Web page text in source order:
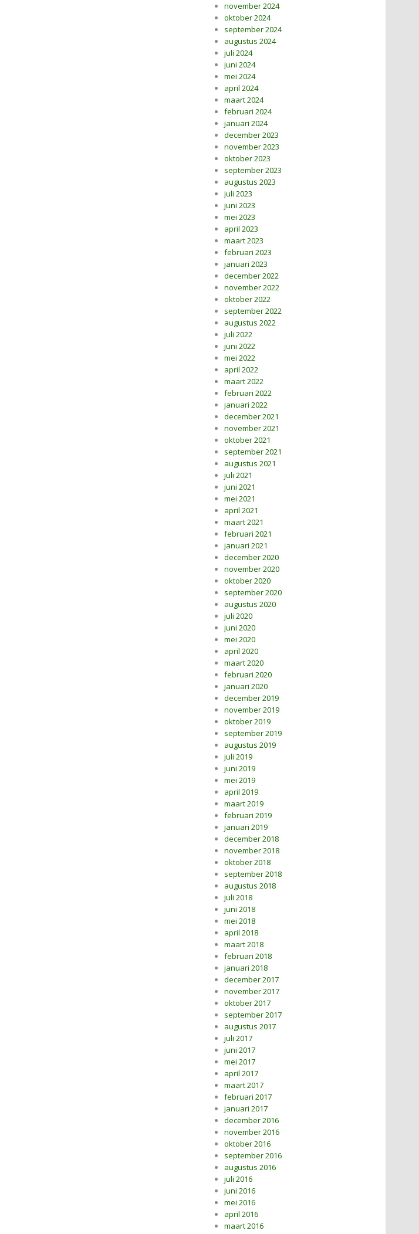
november 2024
oktober 2024
september 2024
augustus 2024
juli 2024
juni 2024
mei 2024
april 2024
maart 2024
februari 2024
januari 2024
december 2023
november 2023
oktober 2023
september 2023
augustus 2023
juli 2023
juni 2023
mei 2023
april 2023
maart 2023
februari 2023
januari 2023
december 2022
november 2022
oktober 2022
september 2022
augustus 2022
juli 2022
juni 2022
mei 2022
april 2022
maart 2022
februari 2022
januari 2022
december 2021
november 2021
oktober 2021
september 2021
augustus 2021
juli 2021
juni 2021
mei 2021
april 2021
maart 2021
februari 2021
januari 2021
december 2020
november 2020
oktober 2020
september 2020
augustus 2020
juli 2020
juni 2020
mei 2020
april 2020
maart 2020
februari 2020
januari 2020
december 2019
november 2019
oktober 2019
september 2019
augustus 2019
juli 2019
juni 2019
mei 2019
april 2019
maart 2019
februari 2019
januari 2019
december 2018
november 2018
oktober 2018
september 2018
augustus 2018
juli 2018
juni 2018
mei 2018
april 2018
maart 2018
februari 2018
januari 2018
december 2017
november 2017
oktober 2017
september 2017
augustus 2017
juli 2017
juni 2017
mei 2017
april 2017
maart 2017
februari 2017
januari 2017
december 2016
november 2016
oktober 2016
september 2016
augustus 2016
juli 2016
juni 2016
mei 2016
april 2016
maart 2016